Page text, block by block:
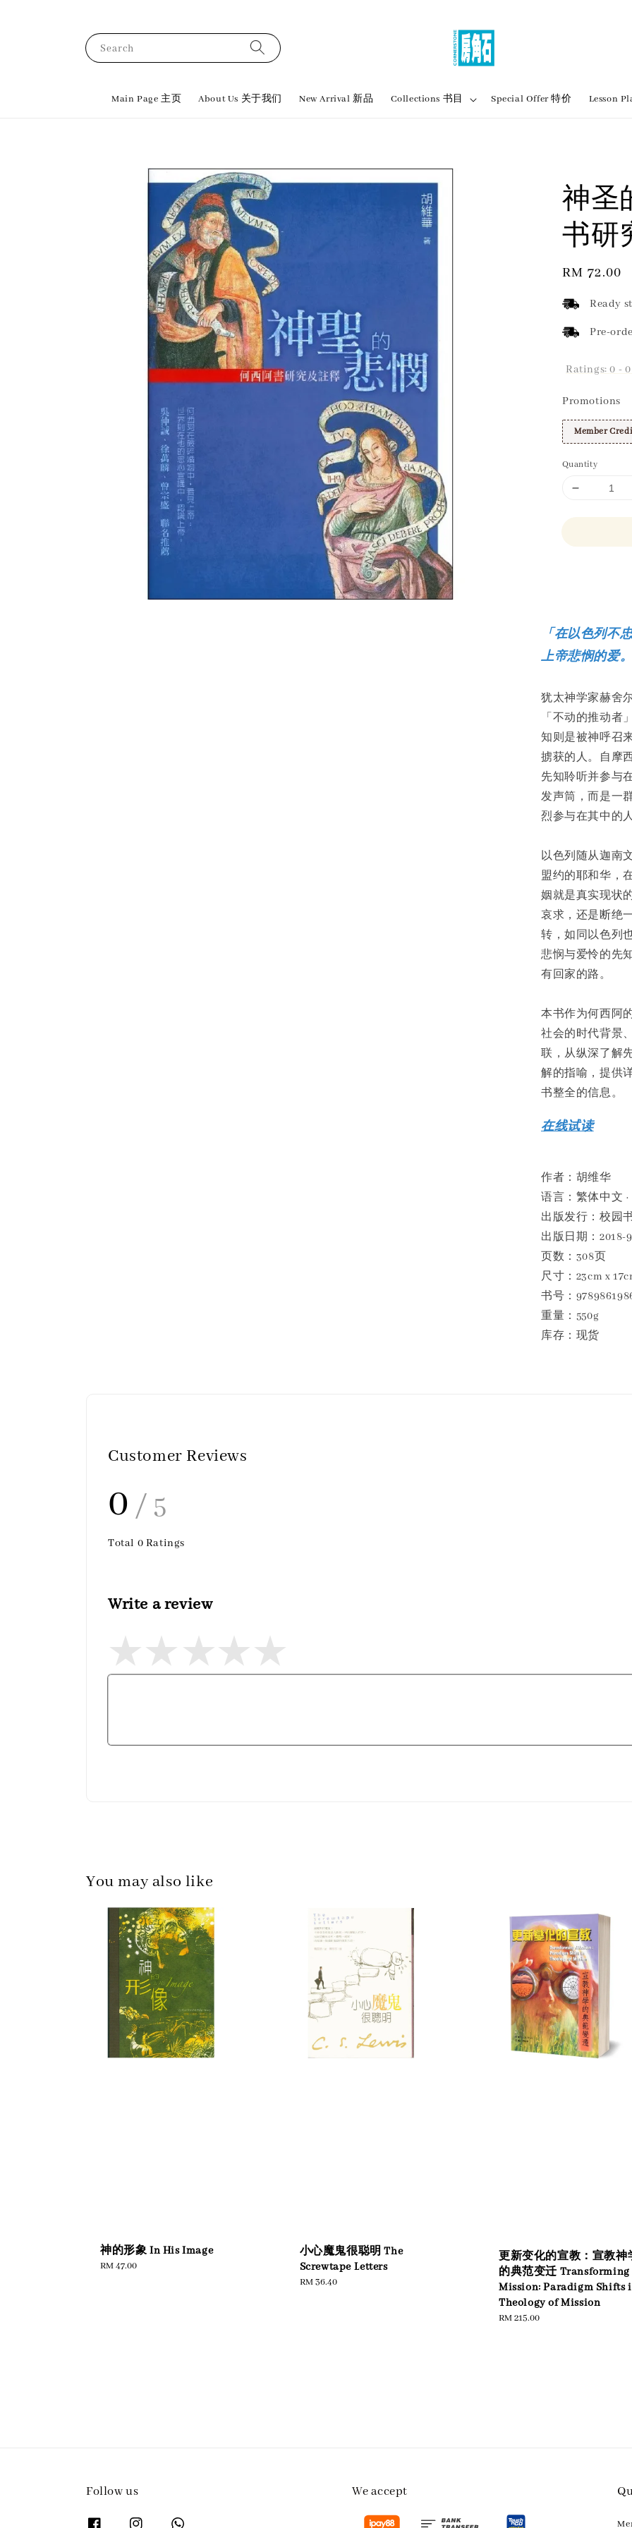
Search
Main Page 主页 About Us 关于我们 New Arrival 新品 Collections 书目 Special Offer 特价 Lesson
神圣
书研
Regular
price
RM 72.00
Ready
Pre-
Ratings:0 - 0
Promotions
Member
Quantity
「在以色列不
上帝悲悯的爱
犹太神学家赫舍
「不动的推动者
知则是被神呼召
掳获的人。自摩
先知聆听并参与
发声筒，而是一
烈参与在其中的
以色列随从迦南
盟约的耶和华，
姻就是真实现状
哀求，还是断绝
转，如同以色列
悲悯与爱怜的先
有回家的路。
本书作为何西阿
社会的时代背景
联，从纵深了解
解的指喻，提供
书整全的信息。
在线试读
作者：胡维华
语言：繁体中文
出版发行：校园
出版日期：2018-
页数：308页
尺寸：23cm x
书号：
重量：550g
库存：现货
Customer Reviews
0 / 5
Total 0 Ratings
Write a review
You may also like
神的形象 In His Image
Regular
RM 47.00
小心魔鬼很聪明 The
Screwtape Letters
Regular
RM 36.40
更新变化的宣教：宣教神
的典范变迁 Transforming
Mission: Paradigm Shifts
Theology of Mission
Regular
RM 215.00
Follow us We accept